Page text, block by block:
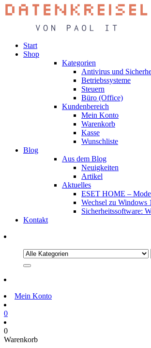
Start
Shop
Kategorien
Antivirus und
Betriebssysteme
Steuern
Büro (Office)
Kundenbereich
Mein Konto
Warenkorb
Kasse
Wunschliste
Blog
Aus dem Blog
Neuigkeiten
Artikel
Aktuelles
ESET HOME –
Wechsel zu Windows
Sicherheitssoftware:
Kontakt
Mein Konto
0
0
Warenkorb